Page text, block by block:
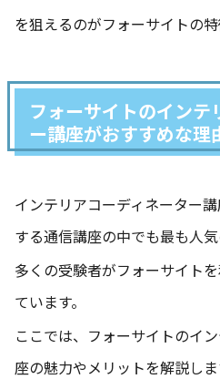
を狙えるのがフォーサイトの特
フォーサイトのインテ
ー講座がおすすめな理
インテリアコーディネーター
する通信講座の中でも最も人気
多くの受験者がフォーサイト
ています。
ここでは、フォーサイトのイ
座の魅力やメリットを解説しま